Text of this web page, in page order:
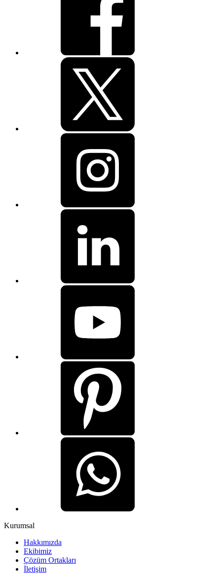
Kurumsal
Hakkımızda
Ekibimiz
Çözüm Ortakları
İletişim